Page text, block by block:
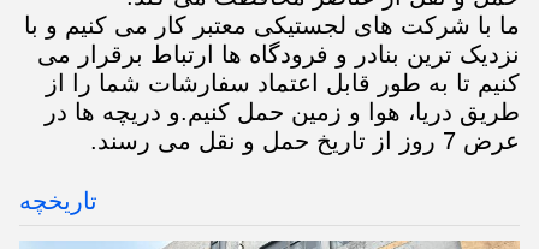
ما با شرکت های لجستیکی معتبر کار می کنیم و با
نزدیک ترین بنادر و فرودگاه ها ارتباط برقرار می
کنیم تا به طور قابل اعتماد سفارشات شما را از
طریق دریا، هوا و زمین حمل کنیم.و دریچه ها در
عرض 7 روز از تاریخ حمل و نقل می رسند.
تاریخچه